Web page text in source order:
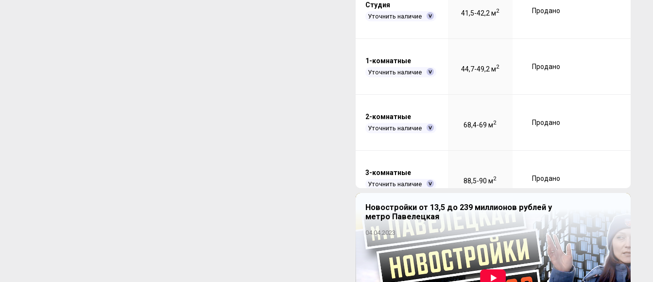
Студия
Уточнить наличие 41,5-42,2 м2 Продано
1-комнатные
Уточнить наличие 44,7-49,2 м2 Продано
2-комнатные
Уточнить наличие 68,4-69 м2 Продано
3-комнатные
Уточнить наличие 88,5-90 м2 Продано
Новостройки от 13,5 до 239 миллионов рублей у
метро Павелецкая
04.04.2023